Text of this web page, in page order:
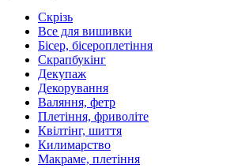
Скрізь
Все для вишивки
Бісер, бісероплетіння
Скрапбукінг
Декупаж
Декорування
Валяння, фетр
Плетіння, фриволіте
Квілтінг, шиття
Килимарство
Макраме, плетіння